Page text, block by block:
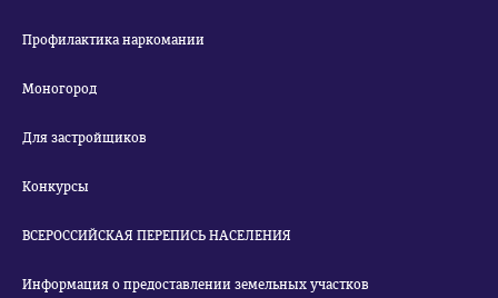
Профилактика наркомании
Моногород
Для застройщиков
Конкурсы
ВСЕРОССИЙСКАЯ ПЕРЕПИСЬ НАСЕЛЕНИЯ
Информация о предоставлении земельных участков